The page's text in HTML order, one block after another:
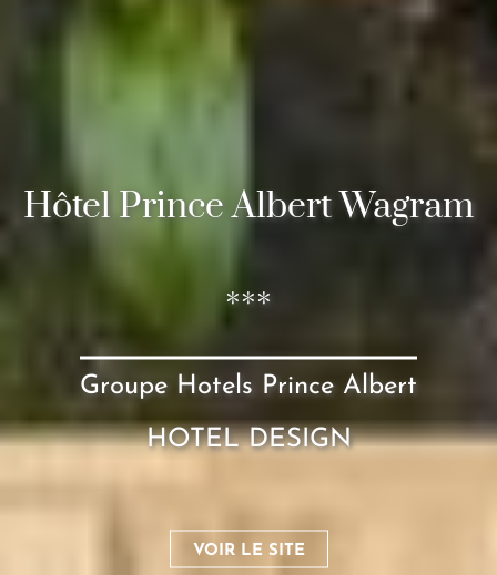
Hôtel Prince Albert Wagram
***
Groupe Hotels Prince Albert
HOTEL DESIGN
VOIR LE SITE